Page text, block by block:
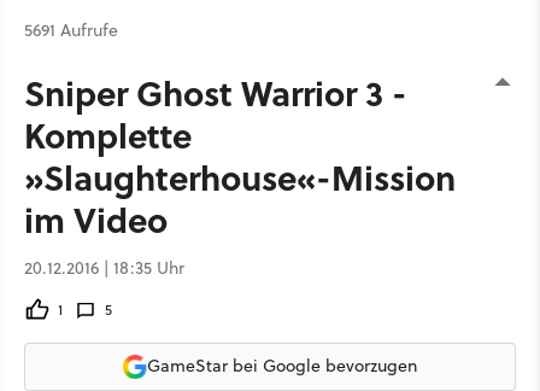
5691 Aufrufe
Sniper Ghost Warrior 3 -
Komplette
»Slaughterhouse«-Mission
im Video
20.12.2016 | 18:35 Uhr
1 5
GameStar bei Google bevorzugen